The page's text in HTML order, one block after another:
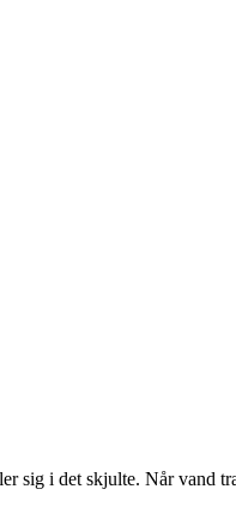
sig i det skjulte. Når vand